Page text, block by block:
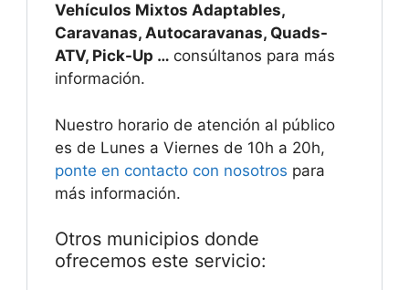
Vehículos Mixtos Adaptables,
Caravanas, Autocaravanas, Quads-
ATV, Pick-Up … consúltanos para más
información.
Nuestro horario de atención al público
es de Lunes a Viernes de 10h a 20h,
ponte en contacto con nosotros para
más información.
Otros municipios donde
ofrecemos este servicio: